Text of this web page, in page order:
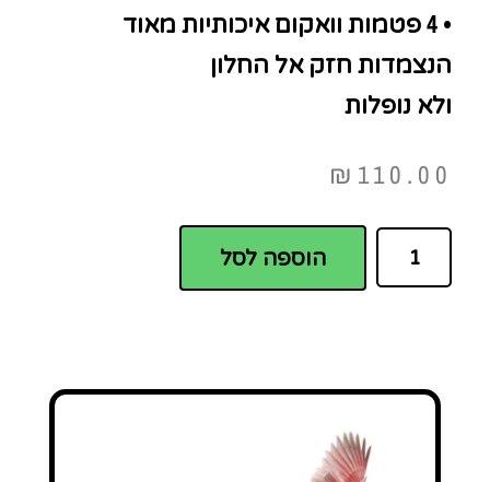
• 4 פטמות וואקום איכותיות מאוד
הנצמדות חזק אל החלון
ולא נופלות
₪ 110.00
הוספה לסל